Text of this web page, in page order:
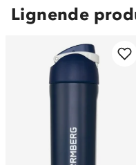
Lignende